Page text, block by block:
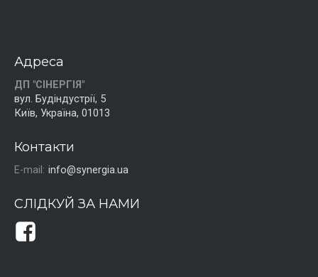
Адреса
ДП "СІНЕРГІЯ"
вул. Будіндустрії, 5
Київ, Україна, 01013
Контакти
E-mail: info@synergia.ua
СЛІДКУЙ ЗА НАМИ